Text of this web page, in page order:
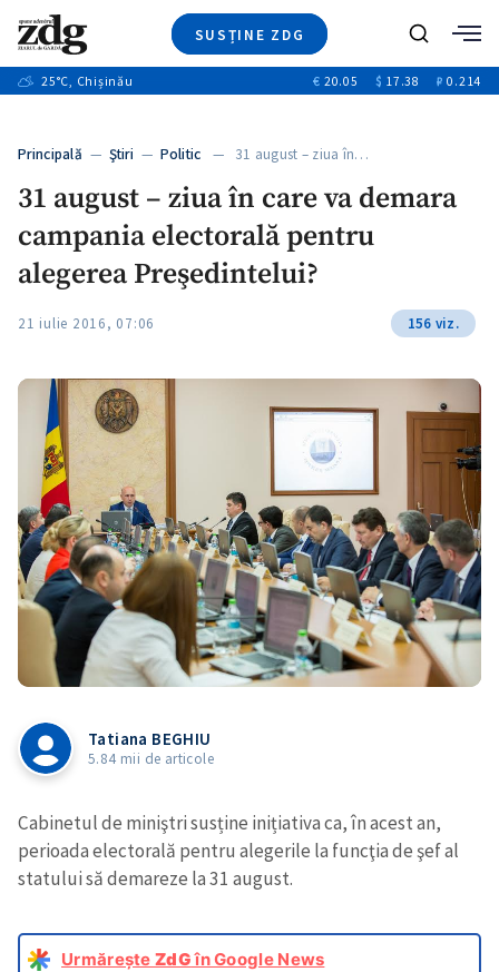
SUSȚINE ZDG
Ştiri
+13
Special
Blog
Caută
25°C, Chișinău € 20.05 $ 17.38 ₽ 0.214
Principală — Ştiri — Politic — 31 august – ziua în…
31 august – ziua în care va demara
campania electorală pentru
alegerea Preşedintelui?
21 iulie 2016, 07:06 156 viz.
Tatiana BEGHIU
5.84 mii de articole
Cabinetul de miniştri susține inițiativa ca, în acest an,
perioada electorală pentru alegerile la funcţia de şef al
statului să demareze la 31 august.
Urmărește ZdGîn Google News